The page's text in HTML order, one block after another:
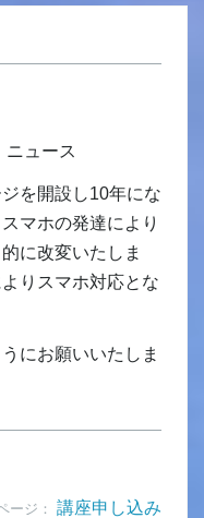
ュース
を開設し10年にな
マホの発達により
に改変いたしま
りスマホ対応とな
にお願いいたしま
ージ： 講座申し込み